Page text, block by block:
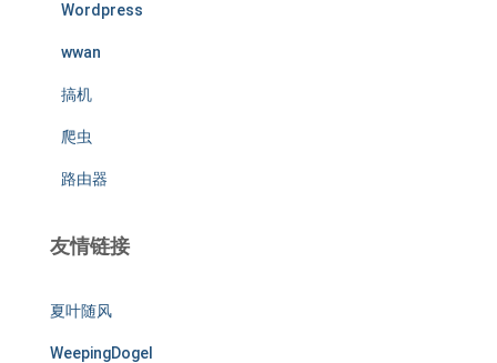
Wordpress
wwan
搞机
爬虫
路由器
友情链接
夏叶随风
WeepingDogel